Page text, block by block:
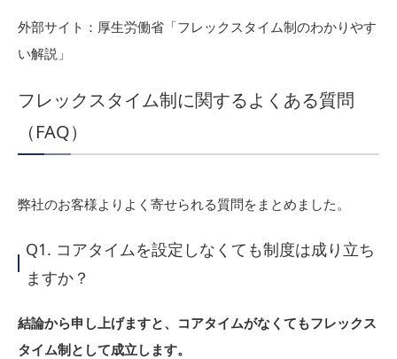
外部サイト：厚生労働省「フレックスタイム制のわかりやす
い解説」
フレックスタイム制に関するよくある質問
（FAQ）
弊社のお客様よりよく寄せられる質問をまとめました。
Q1. コアタイムを設定しなくても制度は成り立ち
ますか？
結論から申し上げますと、コアタイムがなくてもフレックス
タイム制として成立します。